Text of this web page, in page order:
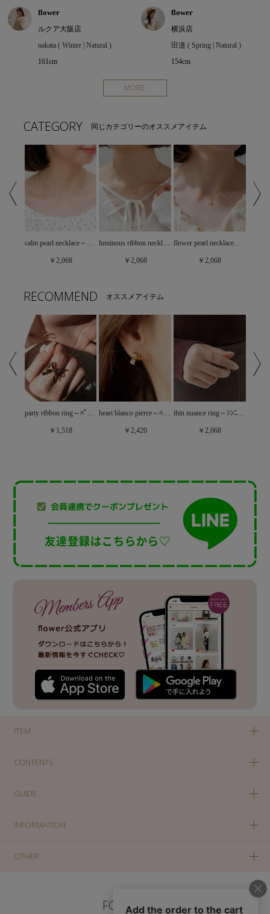
flower
ルクア大阪店
nakata ( Winter | Natural )
161cm
flower
横浜店
田邉 ( Spring | Natural )
154cm
MORE
CATEGORY 同じカテゴリーのオススメアイテム
calm pearl necklace～ｶｰﾑﾊﾟｰﾙﾈｯｸﾚｽ
￥2,068
luminous ribbon necklace～ﾙﾐﾅｽﾘﾎﾞﾝﾈｯｸﾚｽ
￥2,068
flower pearl necklace～ﾌﾗﾜｰﾊﾟｰﾙﾈｯｸﾚｽ
￥2,068
RECOMMEND オススメアイテム
party ribbon ring～ﾊﾟｰﾃｨﾘﾎﾞﾝﾘﾝｸﾞ
￥1,518
heart blanco pierce～ﾊｰﾄﾌﾞﾗﾝｺﾋﾟｱｽ
￥2,420
thin nuance ring～ｼﾝﾆｭｱﾝｽﾘﾝｸﾞ
￥2,068
ITEM
CONTENTS
GUIDE
INFORMATION
OTHER
FOLLOW US